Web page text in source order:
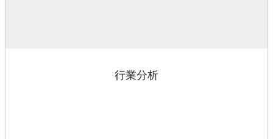
行業分析